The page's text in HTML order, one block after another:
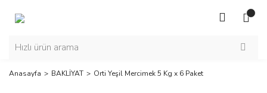
Anasayfa BAKLİYAT Orti Yeşil Mercimek 5 Kg x 6 Paket